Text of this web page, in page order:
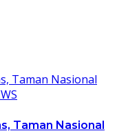
Taman Nasional